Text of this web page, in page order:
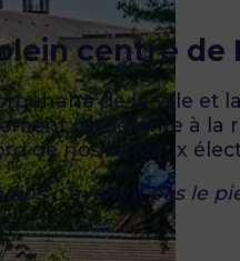
centre de
de la ville et
de détente à la
de nos bateaux
n’avaient pas le